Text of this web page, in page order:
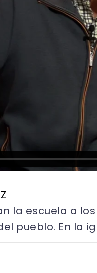
la escuela a
pueblo. En la